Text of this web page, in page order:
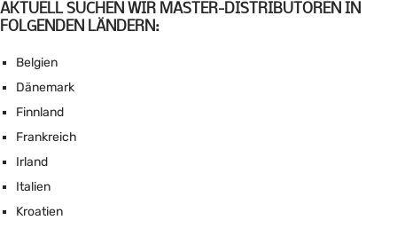
AKTUELL SUCHEN WIR MASTER-DISTRIBUTOREN IN
FOLGENDEN LÄNDERN:
Belgien
Dänemark
Finnland
Frankreich
Irland
Italien
Kroatien